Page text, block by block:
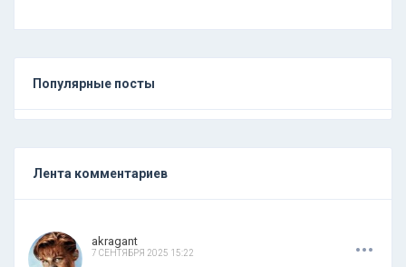
Популярные посты
Лента комментариев
akragant
7 СЕНТЯБРЯ 2025 15:22 ...